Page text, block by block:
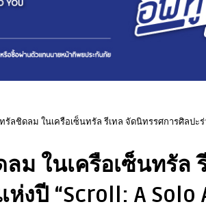
รัลชิดลม ในเครือเซ็นทรัล รีเทล จัดนิทรรศการศิลปะ
ม ในเครือเซ็นทรัล
งปี “Scroll: A